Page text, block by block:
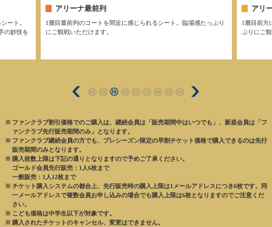
ート。
の妙技を
アリーナ最前列
1層目最前列のコートを間近に感じられるシート。臨場感たっぷり
にご観戦いただけます。
アリ
1層目前方
ぷりにご
ファンクラブ割引価格でのご購入は、継続会員は「販売期間中はいつでも」、新規会員は「フ
ァンクラブ先行販売期間のみ」となります。
ファンクラブ継続会員の方でも、プレシーズン限定の早割チケット価格で購入できるのは先行
販売期間のみとなります。
購入枚数上限は下記の通りとなりますので予めご了承ください。
ゴールド会員先行販売：1人6枚まで
一般販売：1人12枚まで
チケット購入システムの都合上、先行販売時の購入上限は1メールアドレスにつき6枚です。同
一メールアドレスで複数会員お申し込みの場合でも購入上限は6枚となりますのでご注意くだ
さい。
こども価格は中学生以下が対象です。
購入されたチケットのキャンセル、変更はできません。